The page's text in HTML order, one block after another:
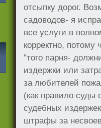
отсыпку дорог.
садоводов- я
все услуги в
корректно, потому
"того парня-
издержки или
за любителей
(как правило суды
судебных
штрафы за